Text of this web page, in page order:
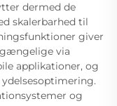
dermed de
skalerbarhed til
giver
via
applikationer, og
og